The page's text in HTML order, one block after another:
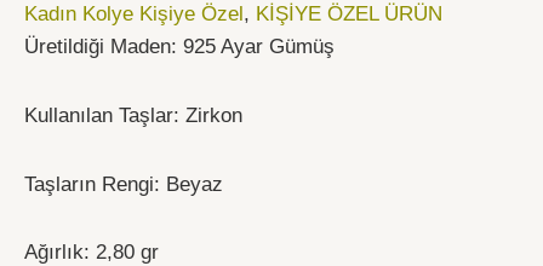
Kadın Kolye Kişiye Özel, KİŞİYE ÖZEL ÜRÜN
Üretildiği Maden: 925 Ayar Gümüş
Kullanılan Taşlar: Zirkon
Taşların Rengi: Beyaz
Ağırlık: 2,80 gr